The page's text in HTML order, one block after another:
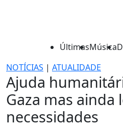
ÚltimasMúsica
NOTÍCIAS | ATUALIDADE
Ajuda
Gaza mas ainda
necessidades